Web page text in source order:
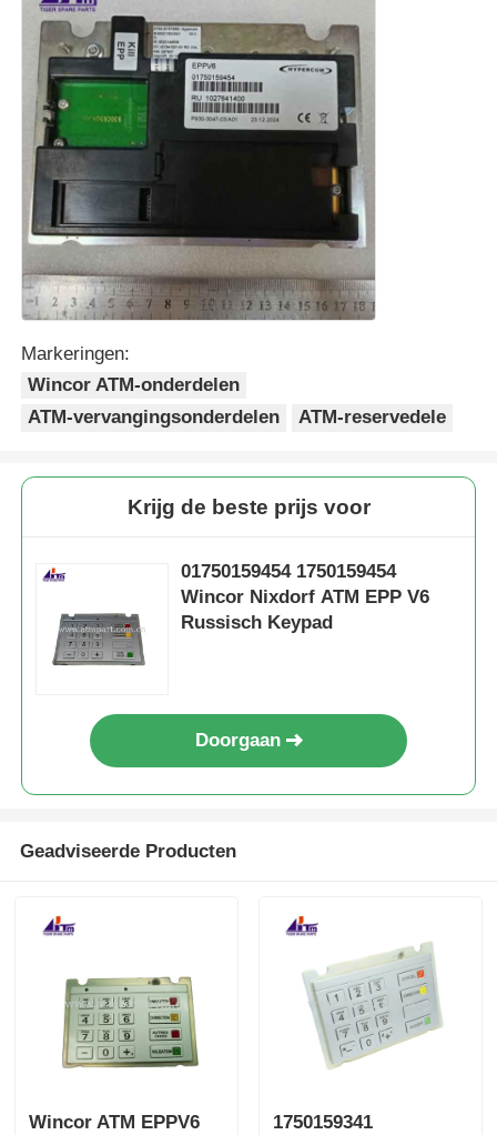
Markeringen:
Wincor ATM-onderdelen
ATM-vervangingsonderdelen
ATM-reservedele
Krijg de beste prijs voor
01750159454 1750159454
Wincor Nixdorf ATM EPP V6
Russisch Keypad
Doorgaan
Geadviseerde Producten
Wincor ATM EPPV6
1750159341